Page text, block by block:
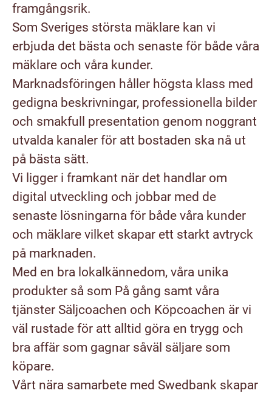
framgångsrik.
Som Sveriges största mäklare kan vi
erbjuda det bästa och senaste för både våra
mäklare och våra kunder.
Marknadsföringen håller högsta klass med
gedigna beskrivningar, professionella bilder
och smakfull presentation genom noggrant
utvalda kanaler för att bostaden ska nå ut
på bästa sätt.
Vi ligger i framkant när det handlar om
digital utveckling och jobbar med de
senaste lösningarna för både våra kunder
och mäklare vilket skapar ett starkt avtryck
på marknaden.
Med en bra lokalkännedom, våra unika
produkter så som På gång samt våra
tjänster Säljcoachen och Köpcoachen är vi
väl rustade för att alltid göra en trygg och
bra affär som gagnar såväl säljare som
köpare.
Vårt nära samarbete med Swedbank skapar